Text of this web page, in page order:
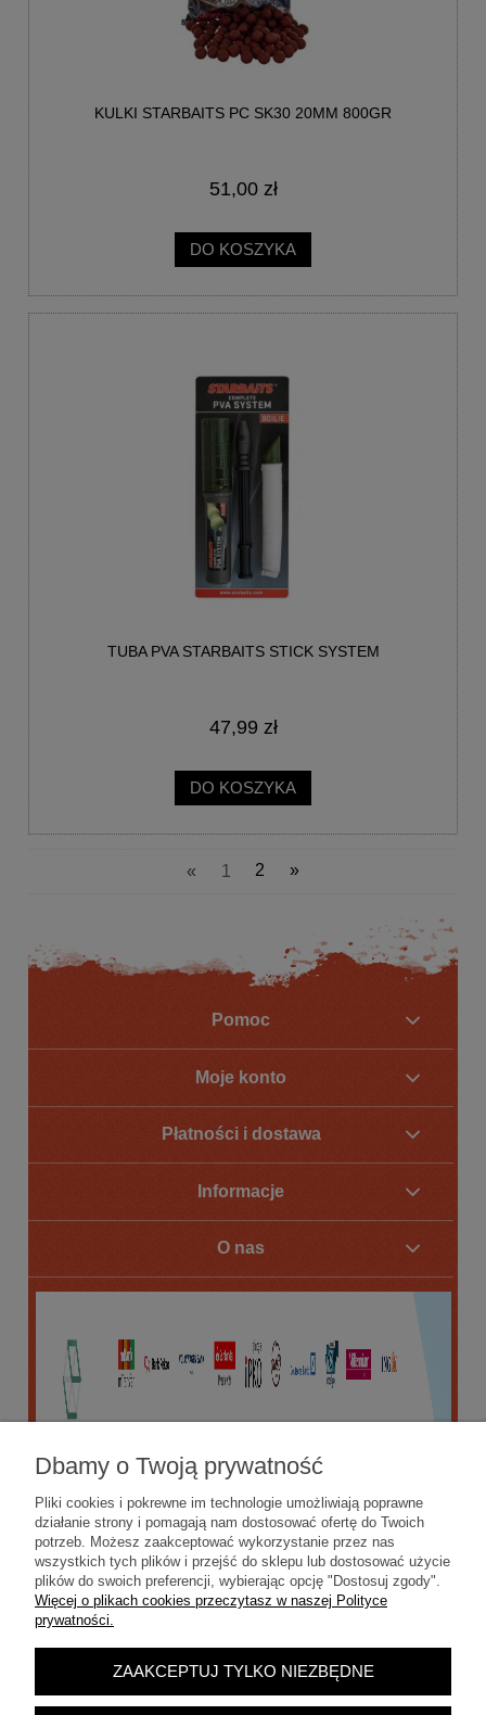
KULKI STARBAITS PC SK30 20MM 800GR
51,00 zł
DO KOSZYKA
TUBA PVA STARBAITS STICK SYSTEM
47,99 zł
DO KOSZYKA
« 1 2 »
Pomoc
Moje konto
Płatności i dostawa
Informacje
O nas
POKAŻ PEŁNĄ WERSJĘ STRONY
Sklep internetowy Shoper.pl
Dbamy o Twoją prywatność
Pliki cookies i pokrewne im technologie umożliwiają poprawne
działanie strony i pomagają nam dostosować ofertę do Twoich
potrzeb. Możesz zaakceptować wykorzystanie przez nas
wszystkich tych plików i przejść do sklepu lub dostosować użycie
plików do swoich preferencji, wybierając opcję "Dostosuj zgody".
Więcej o plikach cookies przeczytasz w naszej Polityce
prywatności.
ZAAKCEPTUJ TYLKO NIEZBĘDNE